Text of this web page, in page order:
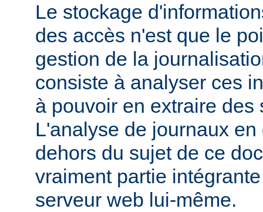
Le stockage
des accès n'est que le
gestion de la
consiste à analyser ces
à pouvoir en extraire des
L'analyse de journaux
dehors du sujet de ce
vraiment partie
serveur web lui-même.